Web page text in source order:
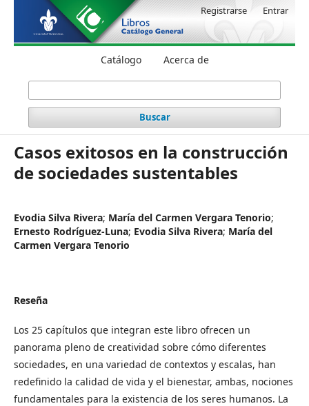
Catálogo Acerca de
Buscar
Registrarse Entrar
Casos exitosos en la construcción
de sociedades sustentables
Evodia Silva Rivera; María del Carmen Vergara Tenorio;
Ernesto Rodríguez-Luna; Evodia Silva Rivera; María del
Carmen Vergara Tenorio
Reseña
Los 25 capítulos que integran este libro ofrecen un
panorama pleno de creatividad sobre cómo diferentes
sociedades, en una variedad de contextos y escalas, han
redefinido la calidad de vida y el bienestar, ambas, nociones
fundamentales para la existencia de los seres humanos. La